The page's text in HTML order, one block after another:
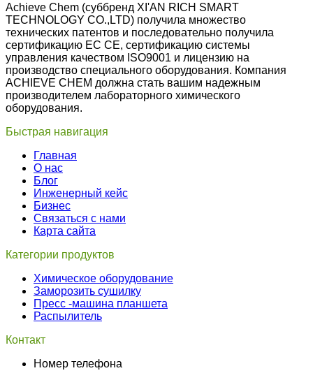
Achieve Chem (суббренд XI'AN RICH SMART
TECHNOLOGY CO.,LTD) получила множество
технических патентов и последовательно получила
сертификацию ЕС CE, сертификацию системы
управления качеством ISO9001 и лицензию на
производство специального оборудования. Компания
ACHIEVE CHEM должна стать вашим надежным
производителем лабораторного химического
оборудования.
Быстрая навигация
Главная
О нас
Блог
Инженерный кейс
Бизнес
Связаться с нами
Карта сайта
Категории продуктов
Химическое оборудование
Заморозить сушилку
Пресс -машина планшета
Распылитель
Контакт
Номер телефона